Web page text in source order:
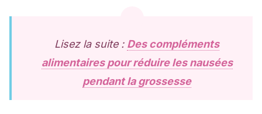
Lisez la suite : Des compléments
alimentaires pour réduire les nausées
pendant la grossesse